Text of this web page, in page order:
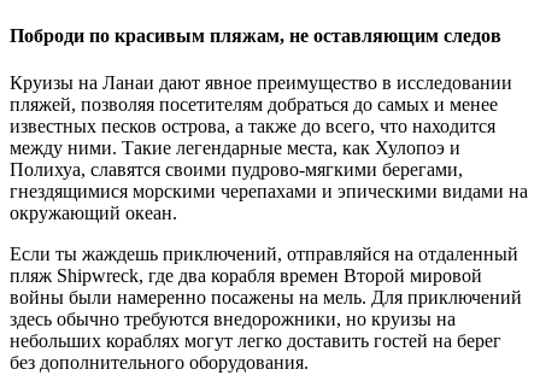
Поброди по красивым пляжам, не оставляющим следов
Круизы на Ланаи дают явное преимущество в исследовании
пляжей, позволяя посетителям добраться до самых и менее
известных песков острова, а также до всего, что находится
между ними. Такие легендарные места, как Хулопоэ и
Полихуа, славятся своими пудрово-мягкими берегами,
гнездящимися морскими черепахами и эпическими видами на
окружающий океан.
Если ты жаждешь приключений, отправляйся на отдаленный
пляж Shipwreck, где два корабля времен Второй мировой
войны были намеренно посажены на мель. Для приключений
здесь обычно требуются внедорожники, но круизы на
небольших кораблях могут легко доставить гостей на берег
без дополнительного оборудования.